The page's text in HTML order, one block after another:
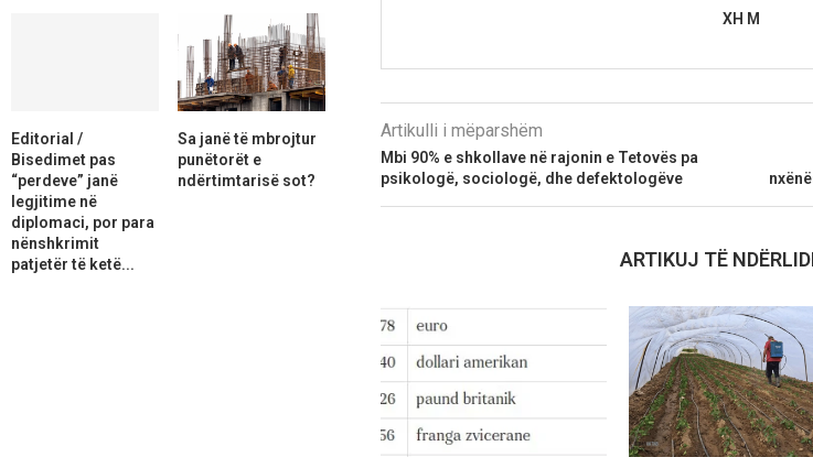
XH M
Artikulli i mëparshëm
Mbi 90% e shkollave në rajonin e Tetovës pa
psikologë, sociologë, dhe defektologëve
ARTIKUJ TË
Editorial /
Bisedimet pas
“perdeve” janë
legjitime në
diplomaci, por para
nënshkrimit
patjetër të ketë...
Sa janë të mbrojtur
punëtorët e
ndërtimtarisë sot?